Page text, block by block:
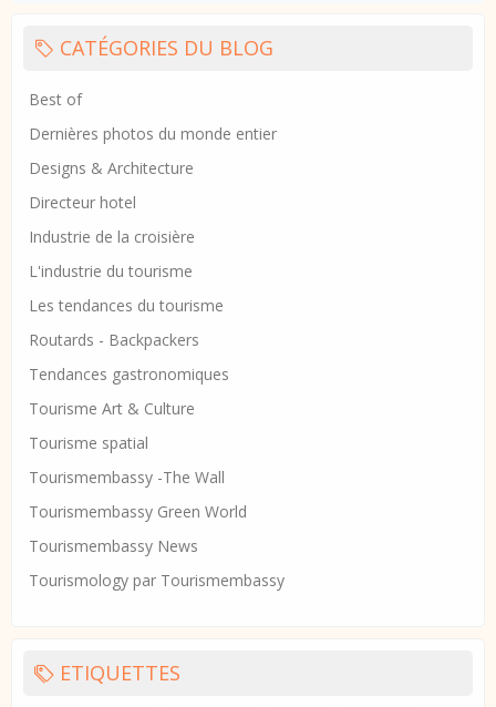
CATÉGORIES DU BLOG
Best of
Dernières photos du monde entier
Designs & Architecture
Directeur hotel
Industrie de la croisière
L'industrie du tourisme
Les tendances du tourisme
Routards - Backpackers
Tendances gastronomiques
Tourisme Art & Culture
Tourisme spatial
Tourismembassy -The Wall
Tourismembassy Green World
Tourismembassy News
Tourismology par Tourismembassy
ETIQUETTES